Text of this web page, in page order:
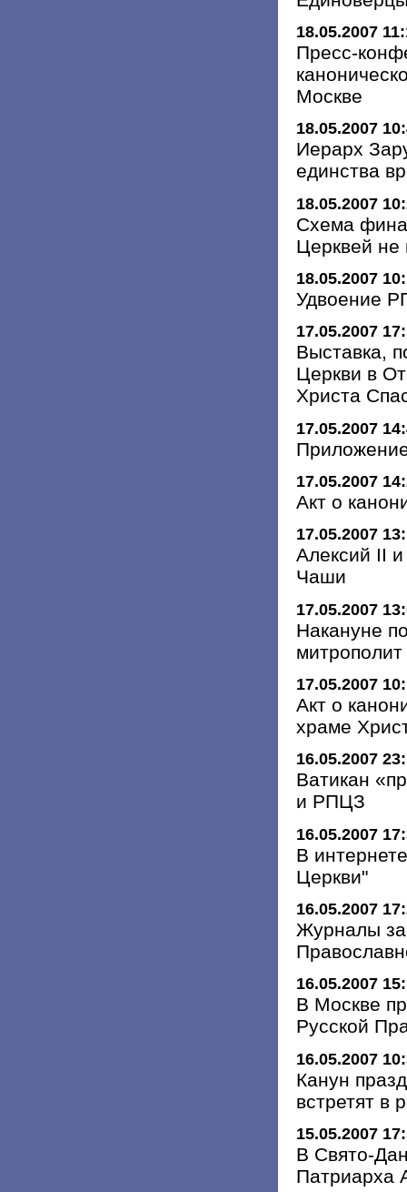
18.05.2007
Пресс-
Москве
18.05.2007
Иерарх
единства
18.05.2007
Схема
Церквей не
18.05.2007
Удвоение
17.05.2007
Выставка,
Церкви в
Христа
17.05.2007
17.05.2007
Акт о
17.05.2007
Алексий II
Чаши
17.05.2007
Накануне
17.05.2007
Акт о
храме
16.05.2007
Ватикан
и РПЦЗ
16.05.2007
В
Церкви"
16.05.2007
Журналы
16.05.2007
В Москве
Русской
16.05.2007
Канун
встретят в
15.05.2007
В Свято-
Патриарха